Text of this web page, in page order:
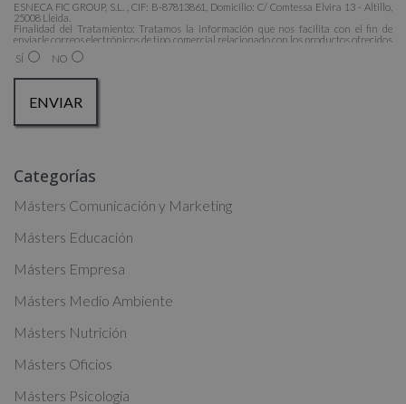
ESNECA FIC GROUP, S.L. , CIF: B-87813861, Domicilio: C/ Comtessa Elvira 13 - Altillo,
25008 Lleida.
Finalidad del Tratamiento: Tratamos la información que nos facilita con el fin de
enviarle correos electrónicos de tipo comercial relacionado con los productos ofrecidos
y otros tipo de productos que fueran de su interés.
Legitimación del tratamiento: Consentimiento del interesado.
la dirección admin@grupoesneca.com.
Desea recibir información comercial (vía telefónica y/o email):
SÍ NO
l
t
n
a
t
v
e
Categorías
Másters Comunicación y Marketing
Másters Educación
Másters Empresa
Másters Medio Ambiente
Másters Nutrición
Másters Oficios
Másters Psicología